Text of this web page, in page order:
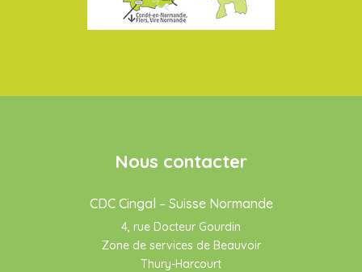
Nous contacter
CDC Cingal – Suisse Normande
4, rue Docteur Gourdin
Zone de services de Beauvoir
Thury-Harcourt